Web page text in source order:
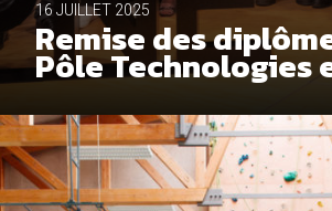
16 JUILLET 2025
Remise des
Pôle Technologies